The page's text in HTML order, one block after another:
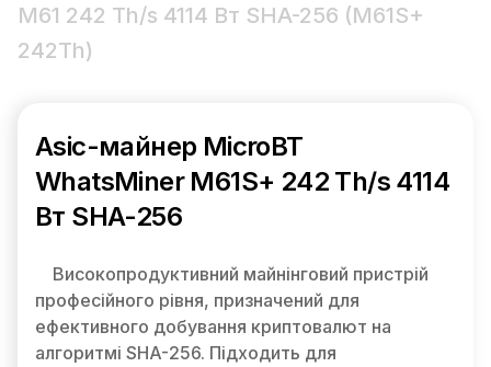
M61 242 Th/s 4114 Вт SHA-256 (M61S+
242Th)
Asic-майнер MicroBT
WhatsMiner M61S+ 242 Th/s 4114
Вт SHA-256
Високопродуктивний майнінговий пристрій
професійного рівня, призначений для
ефективного добування криптовалют на
алгоритмі SHA-256. Підходить для